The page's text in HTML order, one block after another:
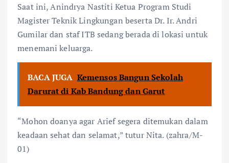
Saat ini, Anindrya Nastiti Ketua Program Studi
Magister Teknik Lingkungan beserta Dr. Ir. Andri
Gumilar dan staf ITB sedang berada di lokasi untuk
menemani keluarga.
BACA JUGA Kemensos Bangun Sekolah
Darurat di Kab Bandung dan Garut
“Mohon doanya agar Arief segera ditemukan dalam
keadaan sehat dan selamat,” tutur Nita. (zahra/M-
01)